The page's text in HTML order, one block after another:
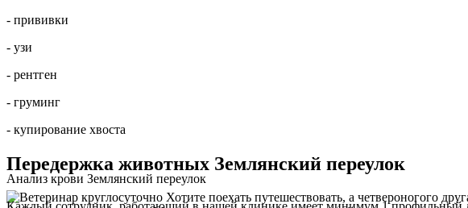
- прививки
- узи
- рентген
- груминг
- купирование хвоста
Передержка животных Землянский переулок
Хотите поехать путешествовать, а четвероногого
Анализ крови Землянский переулок